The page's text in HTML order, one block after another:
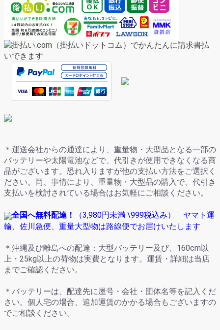
＊運送会社からの通達により、重量物・大型品となる一部の
バッテリーや太陽電池などで、代引きが使用できなくなる商
品がございます。恐れ入りますが他の支払い方法をご選択く
ださい。尚、事情により、重量物・大型品の購入で、代引き
支払いを検討されている場合はお気軽にご相談ください。
全国へ無料配達！ （3,980円未満 \999税込み） ヤマト運
輸、佐川急便、重量大型物は路線便でお届けいたします
＊沖縄及び離島への配達：大型バッテリー及び、160cm以
上・25kg以上の荷物は実費となります。運賃・詳細は当店
までご確認ください。
＊バッテリーは、配達先に屋号・会社・団体名等を記入くだ
さい。個人宅の場合、追加運賃のかかる場合もございますの
でご相談ください。